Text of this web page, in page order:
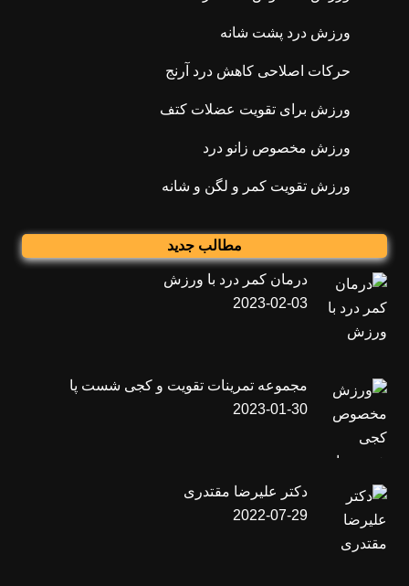
ورزش درد پشت شانه
حرکات اصلاحی کاهش درد آرنج
ورزش برای تقویت عضلات کتف
ورزش مخصوص زانو درد
ورزش تقویت کمر و لگن و شانه
مطالب جدید
درمان کمر درد با ورزش
2023-02-03
مجموعه تمرینات تقویت و کجی شست پا
2023-01-30
دکتر علیرضا مقتدری
2022-07-29